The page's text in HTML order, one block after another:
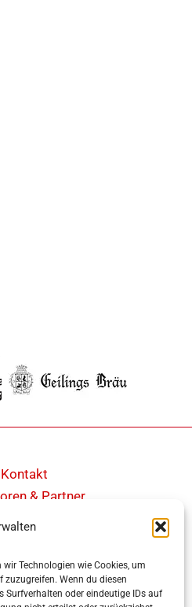
Technologien wie Cookies, um
Wenn du diesen
Surfverhalten oder eindeutige IDs auf
Kontakt
& Partner
Richtlinie (EU)